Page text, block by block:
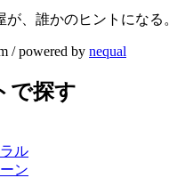
が、誰かのヒントになる
/ powered by nequal
で探す
ル
ン